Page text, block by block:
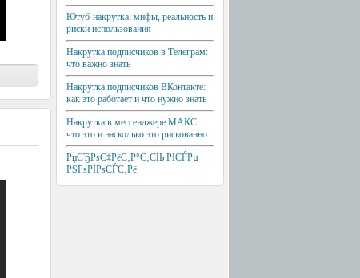
Ютуб-накрутка: мифы, реальность и
риски использования
Накрутка подписчиков в Телеграм:
что важно знать
Накрутка подписчиков ВКонтакте:
как это работает и что нужно знать
Накрутка в мессенджере МАКС:
что это и насколько это рискованно
РџСЂРѕС‡РёС‚Р°С‚СЊ РІСЃРµ
РЅРѕРІРѕСЃС‚Рё